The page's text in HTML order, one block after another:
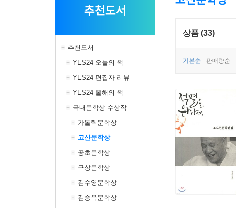
추천도서
추천도서
YES24 오늘의 책
YES24 편집자 리뷰
YES24 올해의 책
국내문학상 수상작
가톨릭문학상
고산문학상
공초문학상
구상문학상
김수영문학상
김승옥문학상
상품 (33)
기본순 판매량순